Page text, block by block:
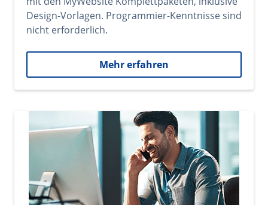
Design-Vorlagen. Programmier-Kenntnisse sind
nicht erforderlich.
Mehr erfahren